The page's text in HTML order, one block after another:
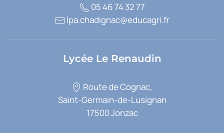
05 46 74 32 77
lpa.chadignac@educagri.fr
Lycée Le Renaudin
Route de Cognac,
Saint-Germain-de-Lusignan
17500 Jonzac